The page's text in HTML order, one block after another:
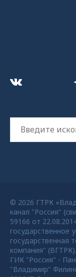
© 2026 ГТРК
канал "Россия"
59166 от
государственное
государственная
компания"
ГИК "Россия" -
"Владимир"